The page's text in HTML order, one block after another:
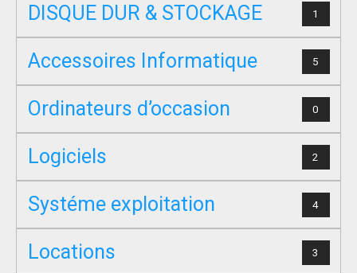
DISQUE DUR & STOCKAGE 1
Accessoires Informatique 5
Ordinateurs d’occasion 0
Logiciels 2
Systéme exploitation 4
Locations 3